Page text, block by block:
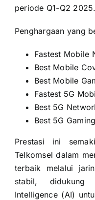
periode Q1-Q2 2025.
Penghargaan yang
Fastest Mobile
Best Mobile
Best Mobile
Fastest 5G
Best 5G
Best 5G
Prestasi ini
Telkomsel dalam
terbaik melalui
stabil,
Intelligence (AI)